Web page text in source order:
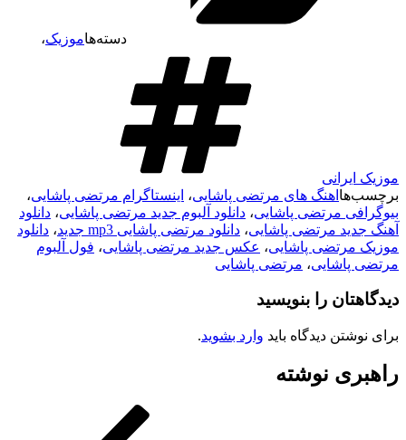
دسته‌هاموزیک،
موزیک ایرانی
برچسب‌ها اهنگ های مرتضی پاشایی، اینستاگرام مرتضی پاشایی،
بیوگرافی مرتضی پاشایی، دانلود آلبوم جدید مرتضی پاشایی، دانلود
آهنگ جدید مرتضی پاشایی، دانلود مرتضی پاشایی mp3 جدید ، دانلود
موزیک مرتضی پاشایی، عکس جدید مرتضی پاشایی، فول آلبوم
مرتضی پاشایی، مرتضی پاشایی
دیدگاهتان را بنویسید
برای نوشتن دیدگاه باید وارد بشوید.
راهبری نوشته